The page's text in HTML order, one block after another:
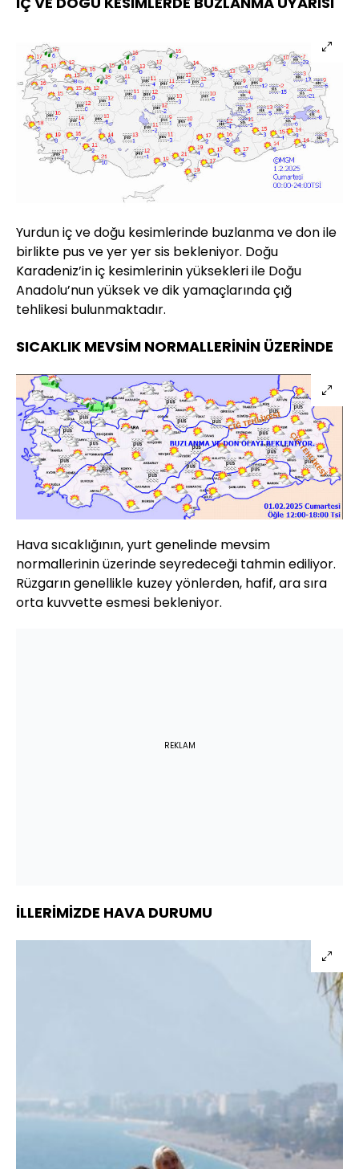
Yurdun iç ve doğu kesimlerinde buzlanma ve don ile
birlikte pus ve yer yer sis bekleniyor. Doğu
Karadeniz’in iç kesimlerinin yüksekleri ile Doğu
Anadolu’nun yüksek ve dik yamaçlarında çığ
tehlikesi bulunmaktadır.
SICAKLIK MEVSİM NORMALLERİNİN ÜZERİNDE
Hava sıcaklığının, yurt genelinde mevsim
normallerinin üzerinde seyredeceği tahmin ediliyor.
Rüzgarın genellikle kuzey yönlerden, hafif, ara sıra
orta kuvvette esmesi bekleniyor.
REKLAM
İLLERİMİZDE HAVA DURUMU